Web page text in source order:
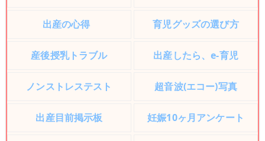
出産の心得 育児グッズの選び方
産後授乳トラブル 出産したら、e-育児
ノンストレステスト 超音波(エコー)写真
出産目前掲示板 妊娠10ヶ月アンケート